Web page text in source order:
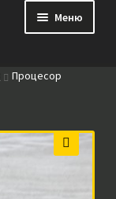
Меню
Процесор